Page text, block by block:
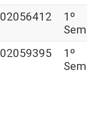
02056412
1º
02059395
1º